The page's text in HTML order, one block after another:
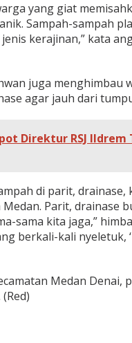
yang giat
Sampah-sampah
kerajinan,” kata
juga menghimbau
agar jauh dari
Direktur RSJ
di parit, drainase,
Parit, drainase
sama kita jaga,”
berkali-kali nyeletuk,
Medan Denai,